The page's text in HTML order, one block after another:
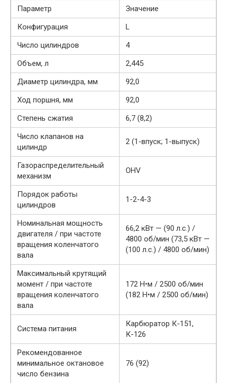
Параметр
Значение
Конфигурация
L
Число цилиндров
4
Объем, л
2,445
Диаметр цилиндра, мм
92,0
Ход поршня, мм
92,0
Степень сжатия
6,7 (8,2)
Число клапанов на
цилиндр
2 (1-впуск; 1-выпуск)
Газораспределительный
механизм
OHV
Порядок работы
цилиндров
1-2-4-3
Номинальная мощность
двигателя / при частоте
вращения коленчатого
вала
66,2 кВт — (90 л.с.) /
4800 об/мин (73,5 кВт —
(100 л.с.) / 4800 об/мин)
Максимальный крутящий
момент / при частоте
вращения коленчатого
вала
172 Н•м / 2500 об/мин
(182 Н•м / 2500 об/мин)
Система питания
Карбюратор К-151,
К-126
Рекомендованное
минимальное октановое
число бензина
76 (92)